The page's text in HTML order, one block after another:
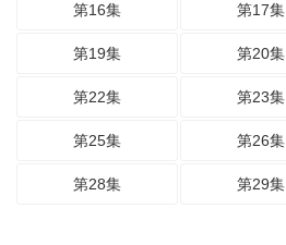
第16集 第17集
第19集 第20集
第22集 第23集
第25集 第26集
第28集 第29集